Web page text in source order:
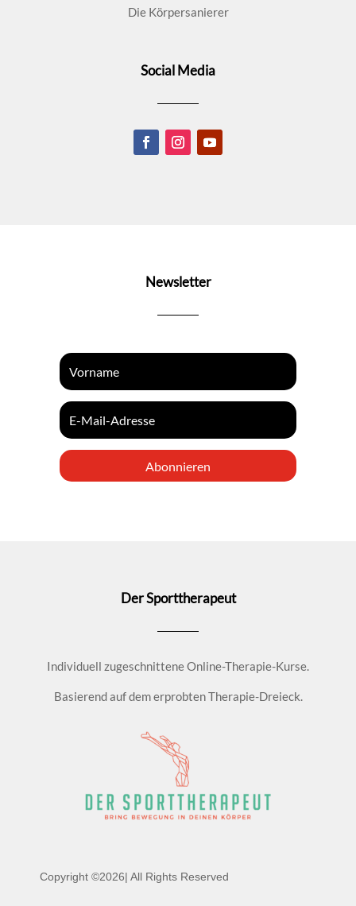
Die Körpersanierer
Social Media
Newsletter
Abonnieren
Der Sporttherapeut
Individuell zugeschnittene Online-Therapie-Kurse.
Basierend auf dem erprobten Therapie-Dreieck.
Copyright ©2026| All Rights Reserved